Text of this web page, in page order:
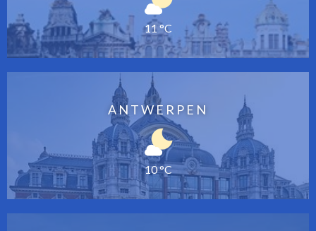
11 °C
ANTWERPEN
10 °C